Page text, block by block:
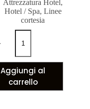
Attrezzatura Hotel,
Hotel / Spa, Linee
cortesia
Aggiungi al
carrello